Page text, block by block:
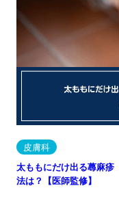
皮膚科
太ももにだけ出る蕁麻疹
法は？【医師監修】